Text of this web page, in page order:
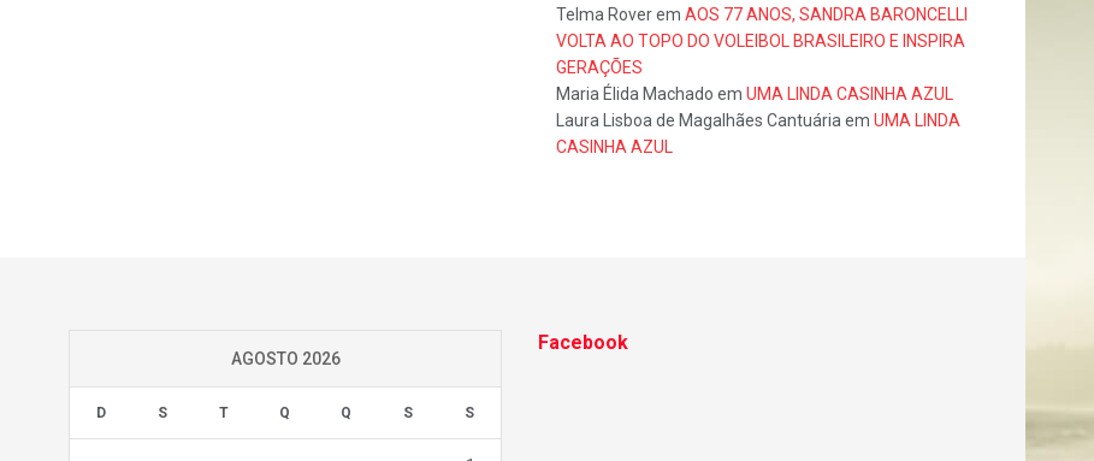
Telma Roverem AOS 77 ANOS, SANDRA BARONCELLI
VOLTA AO TOPO DO VOLEIBOL BRASILEIRO E INSPIRA
GERAÇÕES
Maria Élida Machado em UMA LINDA CASINHA AZUL
Laura Lisboa de Magalhães Cantuáriaem UMA LINDA
CASINHA AZUL
AGOSTO 2026
D S T Q Q S S
Facebook